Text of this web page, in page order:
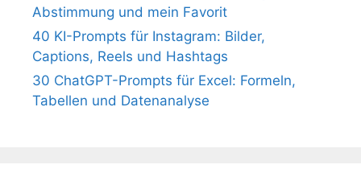
Abstimmung und mein Favorit
40 KI-Prompts für Instagram: Bilder,
Captions, Reels und Hashtags
30 ChatGPT-Prompts für Excel: Formeln,
Tabellen und Datenanalyse